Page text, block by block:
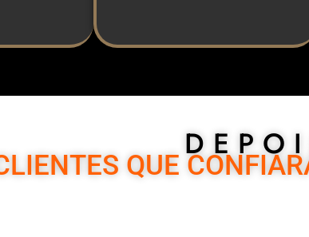
QUE